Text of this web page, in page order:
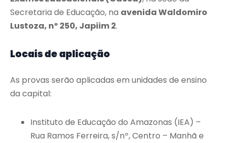
Secretaria de Educação, na avenida Waldomiro
Lustoza, nº 250, Japiim 2.
Locais de aplicação
As provas serão aplicadas em unidades de ensino
da capital:
Instituto de Educação do Amazonas (IEA) –
Rua Ramos Ferreira, s/nº, Centro – Manhã e